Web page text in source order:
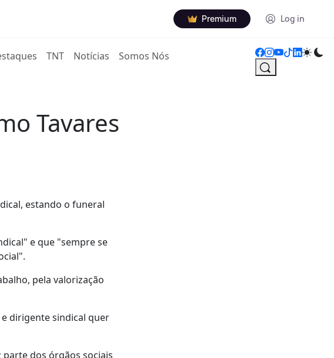
Premium Log in
TNT Notícias Somos Nós
Tavares
estando o funeral
e que "sempre se
pela valorização
dirigente sindical quer
parte dos órgãos sociais